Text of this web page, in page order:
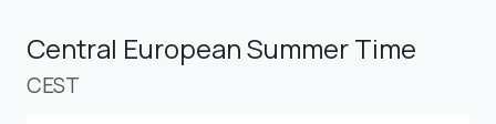
Central European Summer Time
CEST